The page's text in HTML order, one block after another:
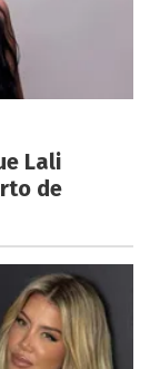
Lali
de